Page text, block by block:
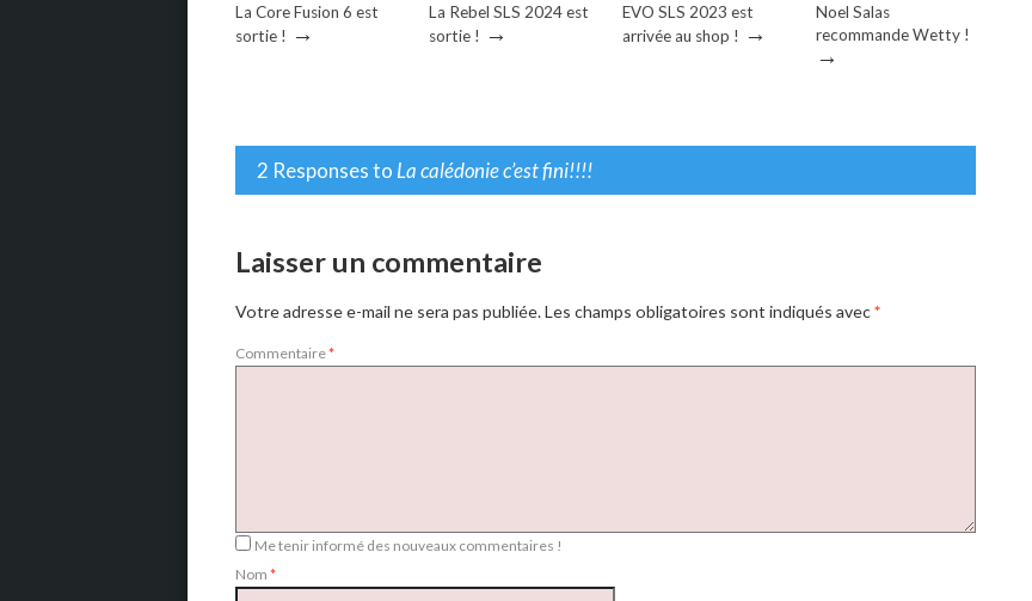
La Core Fusion 6 est
sortie ! →
La Rebel SLS 2024 est
sortie ! →
EVO SLS 2023 est
arrivée au shop ! →
Noel Salas
recommande Wetty !
→
2 Responses to La calédonie c’est fini!!!!
Laisser un commentaire
Votre adresse e-mail ne sera pas publiée.Les champs obligatoires sont indiqués avec*
Commentaire*
Me tenir informé des nouveaux commentaires !
Nom *